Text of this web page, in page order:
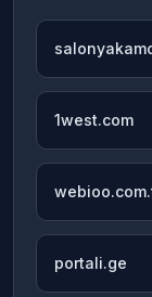
1west.com
portali.ge